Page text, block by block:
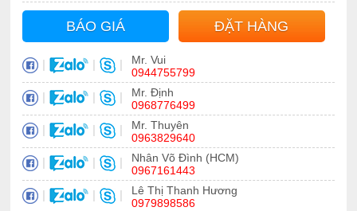
BÁO GIÁ ĐẶT HÀNG
| | |
Mr. Vui
0944755799
| | |
Mr. Định
0968776499
| | |
Mr. Thuyên
0963829640
| | |
Nhân Võ Đình (HCM)
0967161443
| | |
Lê Thị Thanh Hương
0979898586